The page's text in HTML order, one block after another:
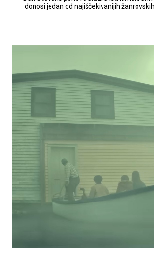
donosi jedan od najiščekivanijih